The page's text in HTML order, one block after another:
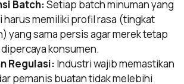
Batch:Setiap batch minuman yang
harus memiliki profil rasa (tingkat
yang sama persis agar merek tetap
konsumen.
Regulasi: Industri wajib memastikan
pemanis buatan tidak melebihi